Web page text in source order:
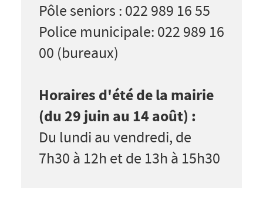
Pôle seniors : 022 989 16 55
Police municipale: 022 989 16
00 (bureaux)
Horaires d'été de la mairie
(du 29 juin au 14 août) :
Du lundi au vendredi, de
7h30 à 12h et de 13h à 15h30